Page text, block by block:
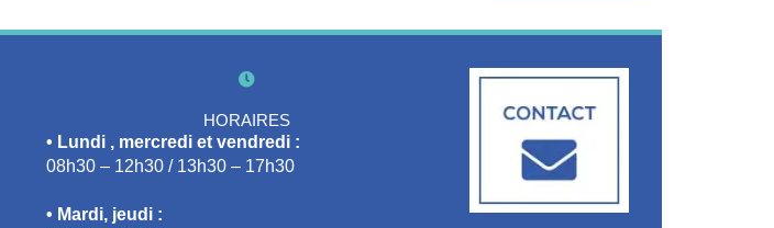
HORAIRES
• Lundi , mercredi et vendredi :
08h30 – 12h30 / 13h30 – 17h30
• Mardi, jeudi :